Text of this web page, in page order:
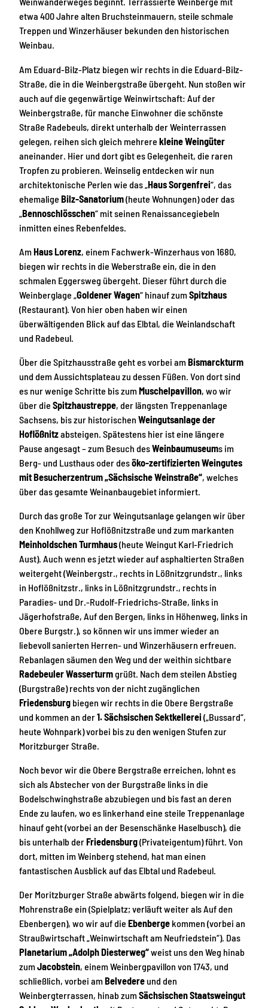
etwa 400 Jahre alten Bruchsteinmauern, steile schmale
Treppen und Winzerhäuser bekunden den historischen
Weinbau.
Am Eduard-Bilz-Platz biegen wir rechts in die Eduard-Bilz-
Straße, die in die Weinbergstraße übergeht. Nun stoßen wir
auch auf die gegenwärtige Weinwirtschaft: Auf der
Weinbergstraße, für manche Einwohner die schönste
Straße Radebeuls, direkt unterhalb der Weinterrassen
gelegen, reihen sich gleich mehrere kleine Weingüter
aneinander. Hier und dort gibt es Gelegenheit, die raren
Tropfen zu probieren. Weinselig entdecken wir nun
architektonische Perlen wie das „ Haus Sorgenfrei“, das
ehemalige Bilz-Sanatorium(heute Wohnungen) oder das
Bennoschlösschen“ mit seinen Renaissancegiebeln
inmitten eines Rebenfeldes.
Am Haus Lorenz, einem Fachwerk-Winzerhaus von 1680,
biegen wir rechts in die Weberstraße ein, die in den
schmalen Eggersweg übergeht. Dieser führt durch die
Weinberglage „ Goldener Wagen“ hinauf zum Spitzhaus
(Restaurant). Von hier oben haben wir einen
überwältigenden Blick auf das Elbtal, die Weinlandschaft
und Radebeul.
Über die Spitzhausstraße geht es vorbei am Bismarckturm
und dem Aussichtsplateau zu dessen Füßen. Von dort sind
es nur wenige Schritte bis zum Muschelpavillon, wo wir
über die Spitzhaustreppe, der längsten Treppenanlage
Sachsens, bis zur historischen Weingutsanlage der
Hoflößnitzabsteigen. Spätestens hier ist eine längere
Pause angesagt – zum Besuch desWeinbaumuseums im
Berg- und Lusthaus oder desöko-zertifizierten Weingutes
mit Besucherzentrum „Sächsische Weinstraße“, welches
über das gesamte Weinanbaugebiet informiert.
Durch das große Tor zur Weingutsanlage gelangen wir über
den Knohllweg zur Hoflößnitzstraße und zum markanten
Meinholdschen Turmhaus(heute Weingut Karl-Friedrich
Aust). Auch wenn es jetzt wieder auf asphaltierten Straßen
weitergeht (Weinbergstr., rechts in Lößnitzgrundstr., links
in Hoflößnitzstr., links in Lößnitzgrundstr., rechts in
Paradies- und Dr.-Rudolf-Friedrichs-Straße, links in
Jägerhofstraße, Auf den Bergen, links in Höhenweg, links in
Obere Burgstr.), so können wir uns immer wieder an
liebevoll sanierten Herren- und Winzerhäusern erfreuen.
Rebanlagen säumen den Weg und der weithin sichtbare
Radebeuler Wasserturmgrüßt. Nach dem steilen Abstieg
(Burgstraße) rechts von der nicht zugänglichen
Friedensburg biegen wir rechts in die Obere Bergstraße
und kommen an der1. Sächsischen Sektkellerei („Bussard“,
heute Wohnpark) vorbei bis zu den wenigen Stufen zur
Moritzburger Straße.
Noch bevor wir die Obere Bergstraße erreichen, lohnt es
sich als Abstecher von der Burgstraße links in die
Bodelschwinghstraße abzubiegen und bis fast an deren
Ende zu laufen, wo es linkerhand eine steile Treppenanlage
hinauf geht (vorbei an der Besenschänke Haselbusch), die
bis unterhalb derFriedensburg(Privateigentum) führt. Von
dort, mitten im Weinberg stehend, hat man einen
fantastischen Ausblick auf das Elbtal und Radebeul.
Der Moritzburger Straße abwärts folgend, biegen wir in die
Mohrenstraße ein (Spielplatz; verläuft weiter als Auf den
Ebenbergen), wo wir auf die Ebenberge kommen (vorbei an
Straußwirtschaft „Weinwirtschaft am Neufriedstein“). Das
Planetarium „Adolph Diesterweg“weist uns den Weg hinab
zum Jacobstein, einem Weinbergpavillon von 1743, und
schließlich, vorbei am Belvedereund den
Weinbergterrassen, hinab zum Sächsischen Staatsweingut